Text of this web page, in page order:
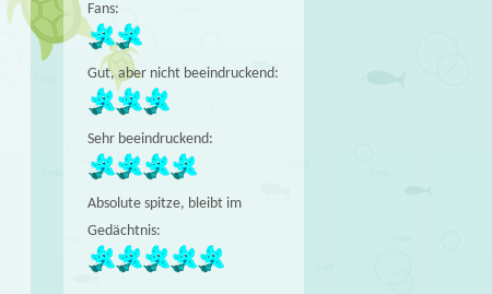
Fans:
Gut, aber nicht beeindruckend:
Sehr beeindruckend:
Absolute spitze, bleibt im
Gedächtnis: